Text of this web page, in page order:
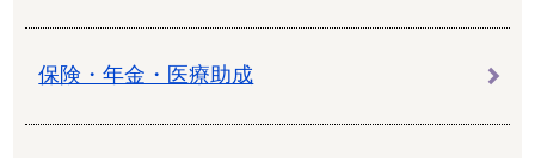
保険・年金・医療助成